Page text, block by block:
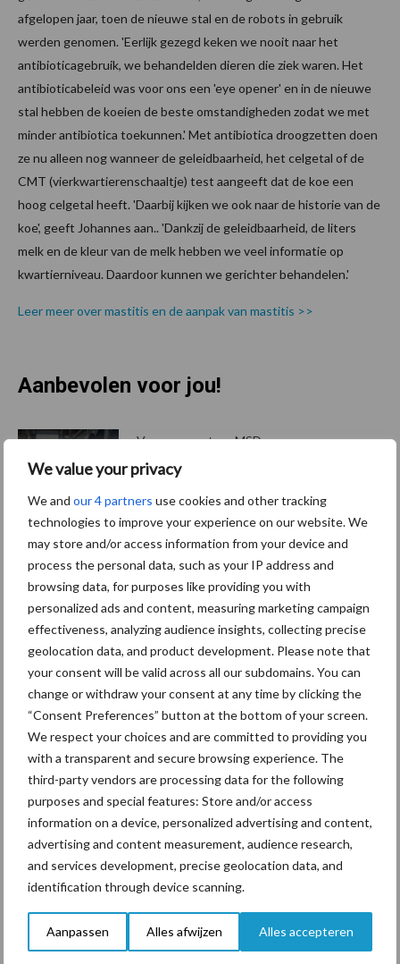
We value your privacy
We and our 4 partners use cookies and other tracking
technologies to improve your experience on our website. We
may store and/or access information from your device and
process the personal data, such as your IP address and
browsing data, for purposes like providing you with
personalized ads and content, measuring marketing campaign
effectiveness, analyzing audience insights, collecting precise
geolocation data, and product development. Please note that
your consent will be valid across all our subdomains. You can
change or withdraw your consent at any time by clicking the
“Consent Preferences” button at the bottom of your screen.
We respect your choices and are committed to providing you
with a transparent and secure browsing experience. The
third-party vendors are processing data for the following
purposes and special features: Store and/or access
information on a device, personalized advertising and content,
advertising and content measurement, audience research,
and services development, precise geolocation data, and
identification through device scanning.
Aanpassen Alles afwijzen Alles accepteren
afgelopen jaar, toen de nieuwe stal en de robots in gebruik
werden genomen. 'Eerlijk gezegd keken we nooit naar het
antibioticagebruik, we behandelden dieren die ziek waren. Het
antibioticabeleid was voor ons een 'eye opener' en in de nieuwe
stal hebben de koeien de beste omstandigheden zodat we met
minder antibiotica toekunnen.' Met antibiotica droogzetten doen
ze nu alleen nog wanneer de geleidbaarheid, het celgetal of de
CMT (vierkwartierenschaaltje) test aangeeft dat de koe een
hoog celgetal heeft. 'Daarbij kijken we ook naar de historie van de
koe', geeft Johannes aan.. 'Dankzij de geleidbaarheid, de liters
melk en de kleur van de melk hebben we veel informatie op
kwartierniveau. Daardoor kunnen we gerichter behandelen.'
Leer meer over mastitis en de aanpak van mastitis >>
Aanbevolen voor jou!
Van onze partner MSD
NRM 2017: nieuwste
revolutie pour-on-pijnstilling
Van onze partner MSD
Begin iedere lactatie met
een probleemloze opfok
Van onze partner MSD
Praktische tips voor
effectieve
vliegenbestrijding
Diergezondheid Bemesting Fokkerij
Hittestress